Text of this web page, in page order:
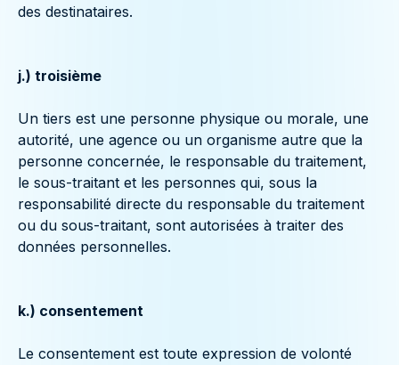
des destinataires.
j.) troisième
Un tiers est une personne physique ou morale, une
autorité, une agence ou un organisme autre que la
personne concernée, le responsable du traitement,
le sous-traitant et les personnes qui, sous la
responsabilité directe du responsable du traitement
ou du sous-traitant, sont autorisées à traiter des
données personnelles.
k.) consentement
Le consentement est toute expression de volonté